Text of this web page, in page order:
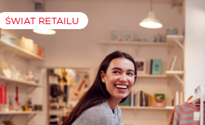
ŚWIAT RETAILU